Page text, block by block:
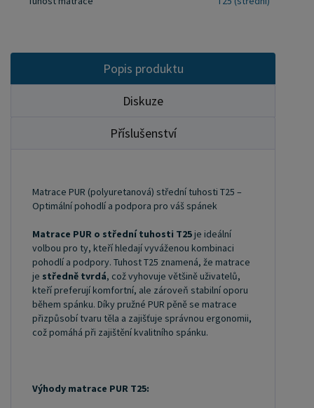
změně poloh a poskytuje dostatečnou oporu pro
zaregistrujte na našem webu (vpravo nahoře
"Uživatel").
Popis produktu
Diskuze
Příslušenství
Matrace PUR (polyuretanová) střední tuhosti T25 –
Optimální pohodlí a podpora pro váš spánek
Matrace PUR o střední tuhosti T25 je ideální
volbou pro ty, kteří hledají vyváženou kombinaci
pohodlí a podpory. Tuhost T25 znamená, že matrace
je středně tvrdá, což vyhovuje většině uživatelů,
kteří preferují komfortní, ale zároveň stabilní oporu
během spánku. Díky pružné PUR pěně se matrace
přizpůsobí tvaru těla a zajišťuje správnou ergonomii,
což pomáhá při zajištění kvalitního spánku.
Výhody matrace PUR T25: